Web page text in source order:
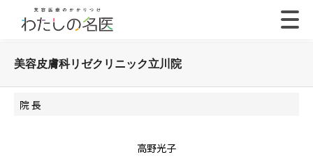
美容皮膚科リゼクリニック立川院
院 長
高野光子